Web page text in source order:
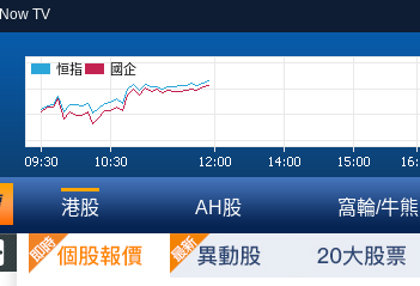
Now TV
恒指 國企
港股 AH股 窩輪/牛熊